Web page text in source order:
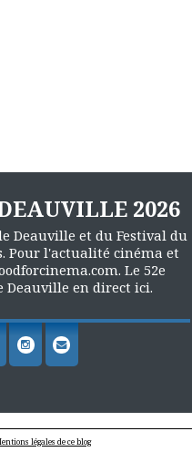
2026
Deauville et du Festival du
Pour l'actualité cinéma et
Le 52e
Deauville en direct ici.
légales de ce blog